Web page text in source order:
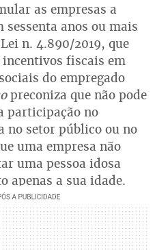
as empresas a
sessenta anos ou mais
n. 4.890/2019, que
incentivos fiscais em
do empregado
preconiza que não pode
participação no
no setor público ou no
uma empresa não
uma pessoa idosa
apenas a sua idade.